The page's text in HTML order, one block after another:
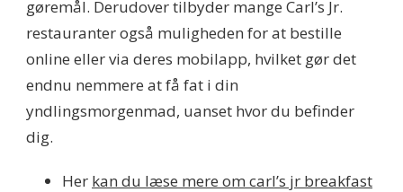
gøremål. Derudover tilbyder mange Carl’s Jr.
restauranter også muligheden for at bestille
online eller via deres mobilapp, hvilket gør det
endnu nemmere at få fat i din
yndlingsmorgenmad, uanset hvor du befinder
dig.
Her kan du læse mere om carl’s jr breakfast